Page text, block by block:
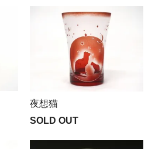
夜想猫
SOLD OUT